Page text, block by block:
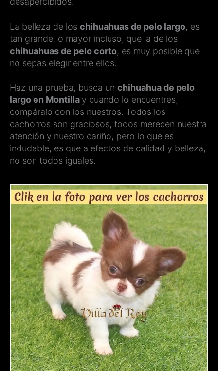
La belleza de los chihuahuas de pelo largo, es
tan grande, o mayor incluso, que la de los
chihuahuas de pelo corto, es muy posible que
no sepas elegir entre ellos.
Haz una prueba, busca un chihuahua de pelo
largo en Montilla y cuando lo encuentres,
compáralo con los nuestros. Todos los
cachorros son graciosos, todos merecen nuestra
atención y nuestro cariño, pero lo que es
indudable, es que a efectos de calidad y belleza,
no son todos iguales.